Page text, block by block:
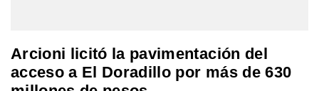
Arcioni licitó la pavimentación del
acceso a El Doradillo por más de 630